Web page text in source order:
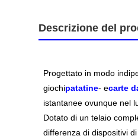
Descrizione del
Progettato in modo
giochipatatine- ecarte
istantanee ovunque nel
Dotato di un telaio
differenza di dispositivi